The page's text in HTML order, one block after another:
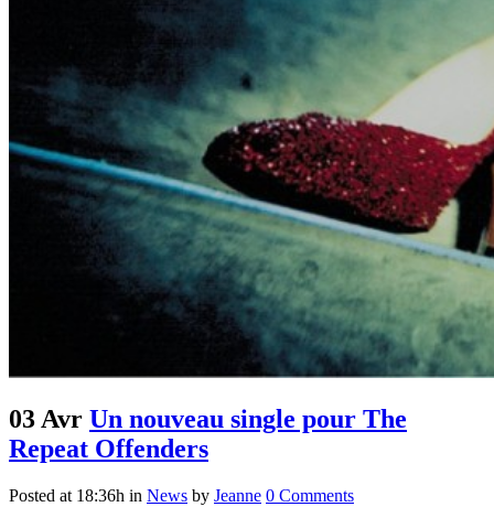
03 Avr Un nouveau single pour The
Repeat Offenders
Posted at 18:36h in News by Jeanne 0 Comments